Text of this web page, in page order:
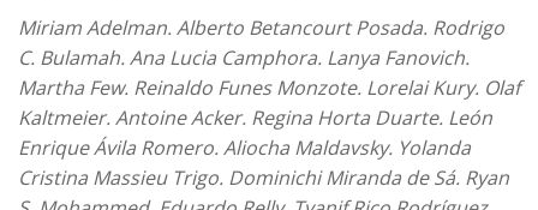
Miriam Adelman. Alberto Betancourt Posada. Rodrigo
C. Bulamah. Ana Lucia Camphora. Lanya Fanovich.
Martha Few. Reinaldo Funes Monzote. Lorelai Kury. Olaf
Kaltmeier. Antoine Acker. Regina Horta Duarte. León
Enrique Ávila Romero. Aliocha Maldavsky. Yolanda
Cristina Massieu Trigo. Dominichi Miranda de Sá. Ryan